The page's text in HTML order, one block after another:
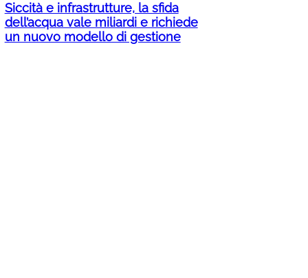
Siccità e infrastrutture, la sfida
dell’acqua vale miliardi e richiede
un nuovo modello di gestione